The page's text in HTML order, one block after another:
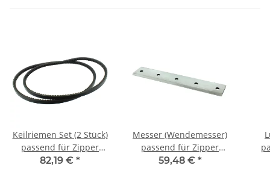
Keilriemen Set (2 Stück)
passend für Zipper
Maschinen z.B.: ZI-
82,19 € *
Messer (Wendemesser)
passend für Zipper
Maschinen z.B.: ZI-
59,48 € *